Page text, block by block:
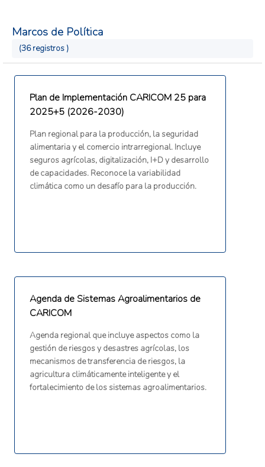
Marcos de Política
(36 registros )
Plan de Implementación CARICOM 25 para
2025+5 (2026-2030)
Plan regional para la producción, la seguridad
alimentaria y el comercio intrarregional. Incluye
seguros agrícolas, digitalización, I+D y desarrollo
de capacidades. Reconoce la variabilidad
climática como un desafío para la producción.
Agenda de Sistemas Agroalimentarios de
CARICOM
Agenda regional que incluye aspectos como la
gestión de riesgos y desastres agrícolas, los
mecanismos de transferencia de riesgos, la
agricultura climáticamente inteligente y el
fortalecimiento de los sistemas agroalimentarios.